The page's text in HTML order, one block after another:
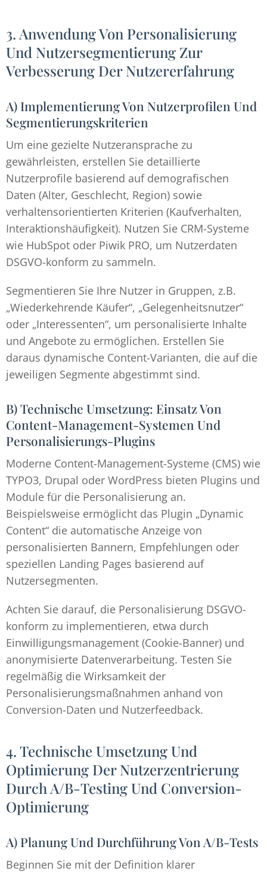
3. Anwendung Von Personalisierung
Und Nutzersegmentierung Zur
Verbesserung Der Nutzererfahrung
A) Implementierung Von Nutzerprofilen Und
Segmentierungskriterien
Um eine gezielte Nutzeransprache zu
gewährleisten, erstellen Sie detaillierte
Nutzerprofile basierend auf demografischen
Daten (Alter, Geschlecht, Region) sowie
verhaltensorientierten Kriterien (Kaufverhalten,
Interaktionshäufigkeit). Nutzen Sie CRM-Systeme
wie HubSpot oder Piwik PRO, um Nutzerdaten
DSGVO-konform zu sammeln.
Segmentieren Sie Ihre Nutzer in Gruppen, z.B.
„Wiederkehrende Käufer“, „Gelegenheitsnutzer“
oder „Interessenten“, um personalisierte Inhalte
und Angebote zu ermöglichen. Erstellen Sie
daraus dynamische Content-Varianten, die auf die
jeweiligen Segmente abgestimmt sind.
B) Technische Umsetzung: Einsatz Von
Content-Management-Systemen Und
Personalisierungs-Plugins
Moderne Content-Management-Systeme (CMS) wie
TYPO3, Drupal oder WordPress bieten Plugins und
Module für die Personalisierung an.
Beispielsweise ermöglicht das Plugin „Dynamic
Content“ die automatische Anzeige von
personalisierten Bannern, Empfehlungen oder
speziellen Landing Pages basierend auf
Nutzersegmenten.
Achten Sie darauf, die Personalisierung DSGVO-
konform zu implementieren, etwa durch
Einwilligungsmanagement (Cookie-Banner) und
anonymisierte Datenverarbeitung. Testen Sie
regelmäßig die Wirksamkeit der
Personalisierungsmaßnahmen anhand von
Conversion-Daten und Nutzerfeedback.
4. Technische Umsetzung Und
Optimierung Der Nutzerzentrierung
Durch A/B-Testing Und Conversion-
Optimierung
A) Planung Und Durchführung Von A/B-Tests
Beginnen Sie mit der Definition klarer